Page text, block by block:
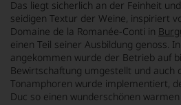
Das liegt sicherlich an der Feinheit
seidigen Textur der Weine, inspiriert
Domaine de la Romanée-Conti in
einen Teil seiner Ausbildung genoss.
angekommen wurde der Betrieb auf
Bewirtschaftung umgestellt und auch
Tonamphoren wurde implementiert,
Duc so einen wunderschönen